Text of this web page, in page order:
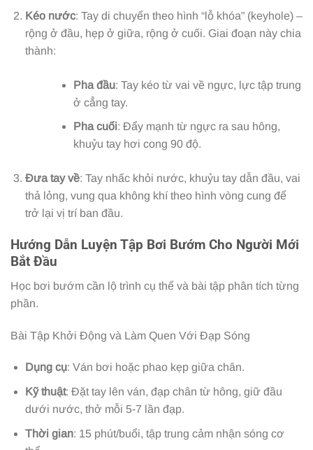
Kéo nước: Tay di chuyển theo hình “lỗ khóa” (keyhole) –
rộng ở đầu, hẹp ở giữa, rộng ở cuối. Giai đoạn này chia
thành:
Pha đầu: Tay kéo từ vai về ngực, lực tập trung
ở cẳng tay.
Pha cuối: Đẩy mạnh từ ngực ra sau hông,
khuỷu tay hơi cong 90 độ.
Đưa tay về: Tay nhấc khỏi nước, khuỷu tay dẫn đầu, vai
thả lỏng, vung qua không khí theo hình vòng cung để
trở lại vị trí ban đầu.
Hướng Dẫn Luyện Tập Bơi Bướm Cho Người Mới
Bắt Đầu
Học bơi bướm cần lộ trình cụ thể và bài tập phân tích từng
phần.
Bài Tập Khởi Động và Làm Quen Với Đạp Sóng
Dụng cụ: Ván bơi hoặc phao kẹp giữa chân.
Kỹ thuật: Đặt tay lên ván, đạp chân từ hông, giữ đầu
dưới nước, thở mỗi 5-7 lần đạp.
Thời gian: 15 phút/buổi, tập trung cảm nhận sóng cơ